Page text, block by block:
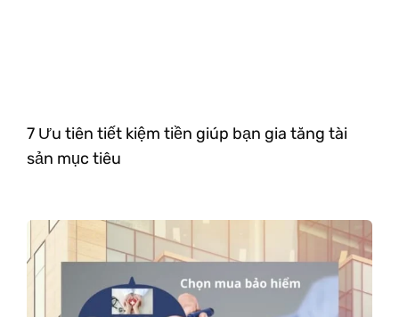
7 Ưu tiên tiết kiệm tiền giúp bạn gia tăng tài
sản mục tiêu